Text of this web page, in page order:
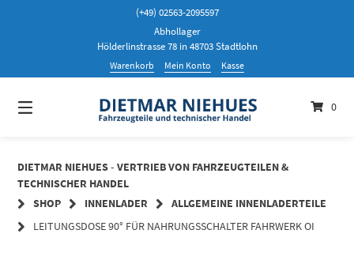
(+49) 02563-2095597
Abhollager
Hölderlinstrasse 78 in 48703 Stadtlohn
Warenkorb Mein Konto Kasse
0
DIETMAR NIEHUES - VERTRIEB VON FAHRZEUGTEILEN &
TECHNISCHER HANDEL
SHOP
INNENLADER
ALLGEMEINE INNENLADERTEILE
LEITUNGSDOSE 90° FÜR NAHRUNGSSCHALTER FAHRWERK OI